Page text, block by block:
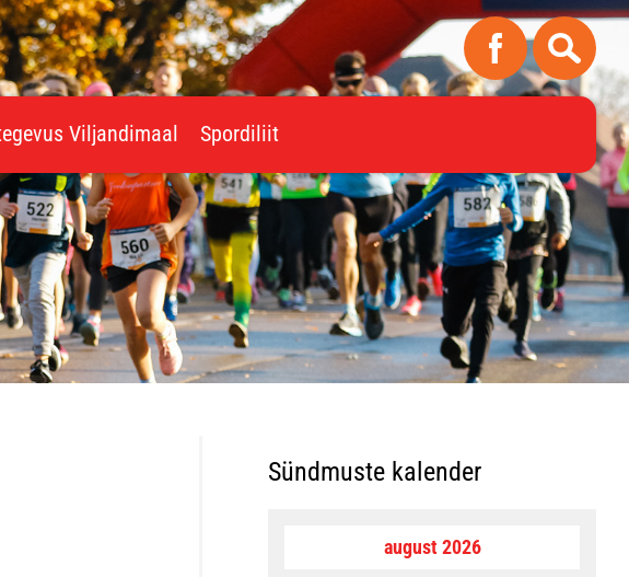
Viljandimaal Spordiliit
Sündmuste kalender
august 2026